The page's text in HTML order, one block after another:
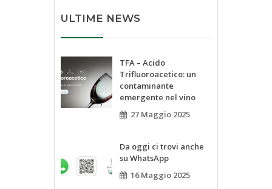
ULTIME NEWS
TFA – Acido
Trifluoroacetico: un
contaminante
emergente nel vino
27 Maggio 2025
Da oggi ci trovi anche
su WhatsApp
16 Maggio 2025